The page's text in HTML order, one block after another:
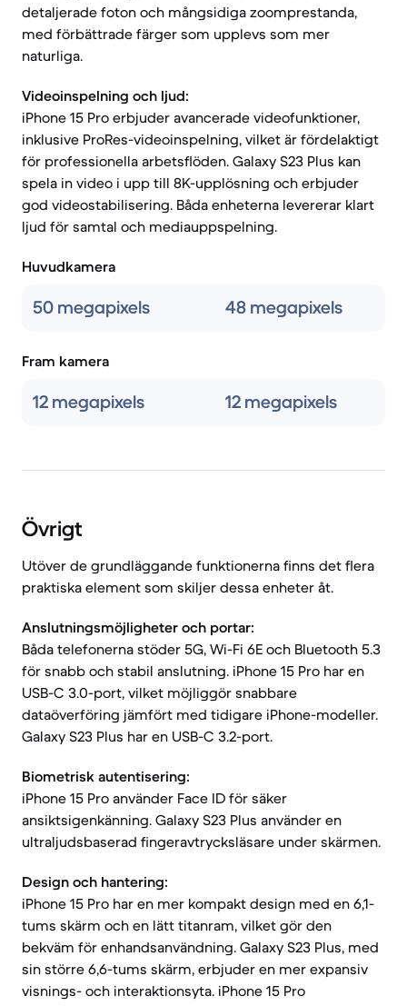
detaljerade foton och mångsidiga zoomprestanda,
med förbättrade färger som upplevs som mer
naturliga.
Videoinspelning och ljud:
iPhone 15 Pro erbjuder avancerade videofunktioner,
inklusive ProRes-videoinspelning, vilket är fördelaktigt
för professionella arbetsflöden. Galaxy S23 Plus kan
spela in video i upp till 8K-upplösning och erbjuder
god videostabilisering. Båda enheterna levererar klart
ljud för samtal och mediauppspelning.
Huvudkamera
50 megapixels 48 megapixels
Fram kamera
12 megapixels 12 megapixels
Övrigt
Utöver de grundläggande funktionerna finns det flera
praktiska element som skiljer dessa enheter åt.
Anslutningsmöjligheter och portar:
Båda telefonerna stöder 5G, Wi-Fi 6E och Bluetooth 5.3
för snabb och stabil anslutning. iPhone 15 Pro har en
USB-C 3.0-port, vilket möjliggör snabbare
dataöverföring jämfört med tidigare iPhone-modeller.
Galaxy S23 Plus har en USB-C 3.2-port.
Biometrisk autentisering:
iPhone 15 Pro använder Face ID för säker
ansiktsigenkänning. Galaxy S23 Plus använder en
ultraljudsbaserad fingeravtrycksläsare under skärmen.
Design och hantering:
iPhone 15 Pro har en mer kompakt design med en 6,1-
tums skärm och en lätt titanram, vilket gör den
bekväm för enhandsanvändning. Galaxy S23 Plus, med
sin större 6,6-tums skärm, erbjuder en mer expansiv
visnings- och interaktionsyta. iPhone 15 Pro